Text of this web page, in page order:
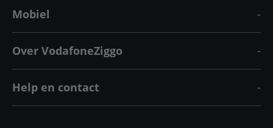
Mobiel
Over VodafoneZiggo
Help en contact